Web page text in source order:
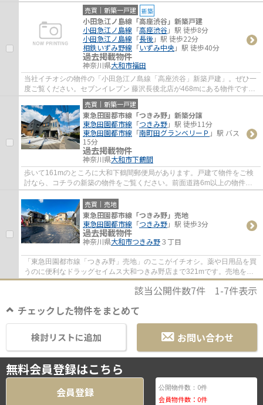
をお探しの方には、こちらの売地はいかがで...
売買｜新築一戸建 新築
小田急江ノ島線「高座渋谷」新築戸建
小田急江ノ島線 「高座渋谷」駅 徒歩8分
小田急江ノ島線 「長後」駅 徒歩22分
相鉄いずみ野線 「いずみ中央」駅 徒歩40分
過去掲載物件
神奈川県大和市福田
当社イチオシの物件の「小田急江ノ島線「高座渋谷」新築戸建」。ぜひ一
度ご覧ください。セブンイレブン 藤沢長後北店が468mにある物件です。
内外装共に綺麗な新築戸建ての物件はいかが...
売買｜新築一戸建
東急田園都市線「つきみ野」新築分譲
東急田園都市線 「つきみ野」駅 徒歩11分
東急田園都市線 「南町田グランベリーＰ 」駅 バス
15分
過去掲載物件
神奈川県大和市下鶴間
歩いて161mのところに大和下鶴間郵便局があります。戸建て物件をご検
討なら、コチラの新築の物件をご覧ください。前面道路6m以上の物件で
す。大和市の東急田園都市線つきみ野近くで一...
売買｜売地
東急田園都市線「つきみ野」売地
東急田園都市線 「つきみ野」駅 徒歩3分
過去掲載物件
神奈川県大和市つきみ野３丁目
「東急田園都市線「つきみ野」売地」のここがイチオシ。薬や日用品を買
うのに便利なドラッグセイムス大和つきみ野店まで321mです。売地をお
探しの方に、こちらの土地はイチオシです。...
該当公開件数7件 1-7件表示
チェックした物件をまとめて
お問い合わせ
検討リストに追加
無料会員登録はこちら
会員登録 公開物件数： 0件
会員物件数： 0件